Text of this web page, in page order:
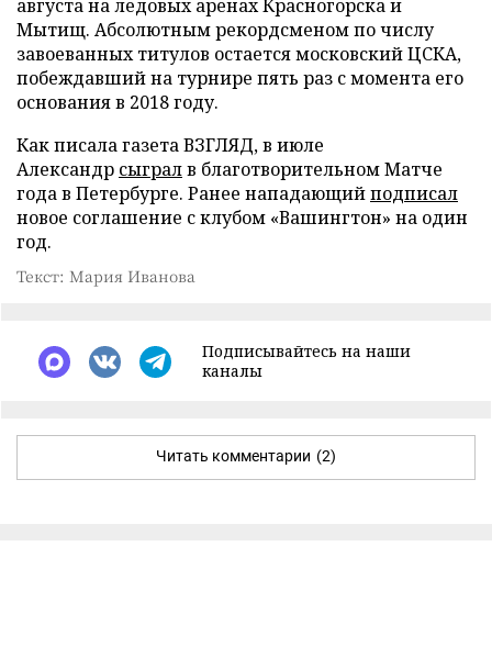
августа на ледовых аренах Красногорска и
Мытищ. Абсолютным рекордсменом по числу
завоеванных титулов остается московский ЦСКА,
побеждавший на турнире пять раз с момента его
основания в 2018 году.
Как писала газета ВЗГЛЯД, в июле
Александр сыгралв благотворительном Матче
года в Петербурге. Ранее нападающийподписал
новое соглашение с клубом «Вашингтон» на один
год.
Текст: Мария Иванова
Подписывайтесь на наши
каналы
Читать комментарии (2)